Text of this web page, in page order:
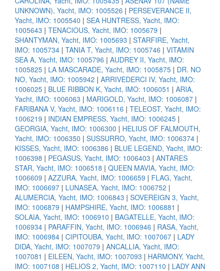
UNKNOWN), Yacht, IMO: 1005526 | PERSEVERANCE II,
Yacht, IMO: 1005540 | SEA HUNTRESS, Yacht, IMO:
1005643 | TENACIOUS, Yacht, IMO: 1005679 |
SHANTYMAN, Yacht, IMO: 1005693 | STARFIRE, Yacht,
IMO: 1005734 | TANIA T, Yacht, IMO: 1005746 | VITAMIN
SEA A, Yacht, IMO: 1005796 | AUDREY II, Yacht, IMO:
1005825 | LA MASCARADE, Yacht, IMO: 1005875 | DR. NO
NO, Yacht, IMO: 1005942 | ARRIVEDERCI IV, Yacht, IMO:
1006025 | BLUE RIBBON K, Yacht, IMO: 1006051 | ARIA,
Yacht, IMO: 1006063 | MARIGOLD, Yacht, IMO: 1006087 |
FARIBANA V, Yacht, IMO: 1006116 | TELEOST, Yacht, IMO:
1006219 | INDIAN EMPRESS, Yacht, IMO: 1006245 |
GEORGIA, Yacht, IMO: 1006300 | HELIUS OF FALMOUTH,
Yacht, IMO: 1006350 | SUSSURRO, Yacht, IMO: 1006374 |
KISSES, Yacht, IMO: 1006386 | BLUE LEGEND, Yacht, IMO:
1006398 | PEGASUS, Yacht, IMO: 1006403 | ANTARES
STAR, Yacht, IMO: 1006518 | QUEEN MAVIA, Yacht, IMO:
1006609 | AZZURA, Yacht, IMO: 1006659 | FLAG, Yacht,
IMO: 1006697 | LUNASEA, Yacht, IMO: 1006752 |
ALUMERCIA, Yacht, IMO: 1006843 | SOVEREIGN 3, Yacht,
IMO: 1006879 | HAMPSHIRE, Yacht, IMO: 1006881 |
SOLAIA, Yacht, IMO: 1006910 | BAGATELLE, Yacht, IMO:
1006934 | PARAFFIN, Yacht, IMO: 1006946 | RASA, Yacht,
IMO: 1006984 | CIPITOUBA, Yacht, IMO: 1007067 | LADY
DIDA, Yacht, IMO: 1007079 | ANCALLIA, Yacht, IMO:
1007081 | EILEEN, Yacht, IMO: 1007093 | HARMONY, Yacht,
IMO: 1007108 | HELIOS 2, Yacht, IMO: 1007110 | LADY ANN